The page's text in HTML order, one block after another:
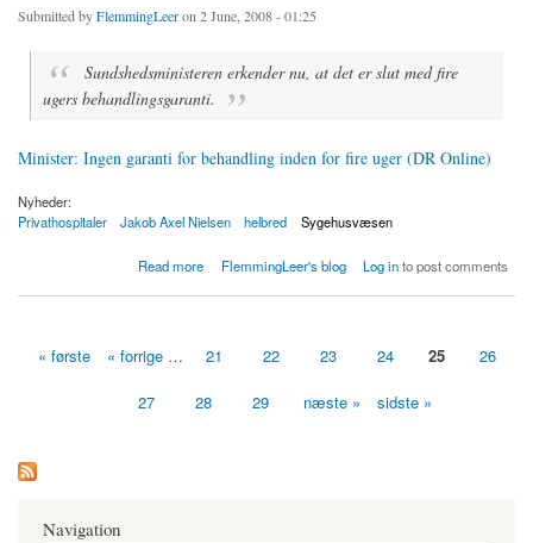
Submitted byFlemmingLeeron 2 June, 2008 - 01:25
Sundshedsministeren erkender nu, at det er slut med fire
ugers behandlingsgaranti.
Minister: Ingen garanti for behandling inden for fire uger (DR Online)
Nyheder:
Privathospitaler
Jakob Axel Nielsen helbred Sygehusvæsen
Read more
about Minister: Ingen garanti for behandling inden for fire uger
FlemmingLeer's blog Log into post comments
Sider
« første « forrige … 21 22 23 24 25 26
27 28 29 næste » sidste »
Navigation